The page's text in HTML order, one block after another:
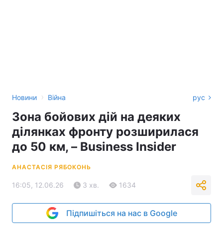
Новини › Війна рус
Зона бойових дій на деяких
ділянках фронту розширилася
до 50 км, – Business Insider
АНАСТАСІЯ РЯБОКОНЬ
16:05, 12.06.26 3 хв. 1634
Підпишіться на нас в Google